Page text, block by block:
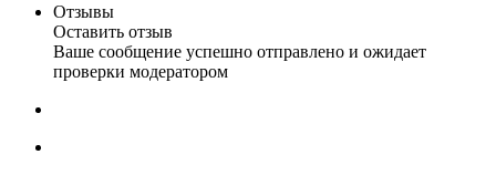
Отзывы
Оставить отзыв
Ваше сообщение успешно отправлено и ожидает
проверки модератором